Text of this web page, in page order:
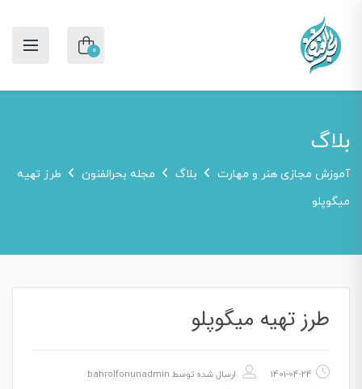
0
بلاگ
آموزش مجازی هنر و مهارت بلاگ مجله بحرالفنون
طرز تهیه
میگوپلو
طرز تهیه میگوپلو
1401-04-24 ارسال شده توسط bahrolfonunadmin